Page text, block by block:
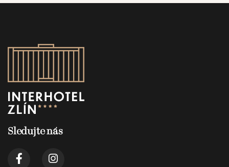
Sledujte nás